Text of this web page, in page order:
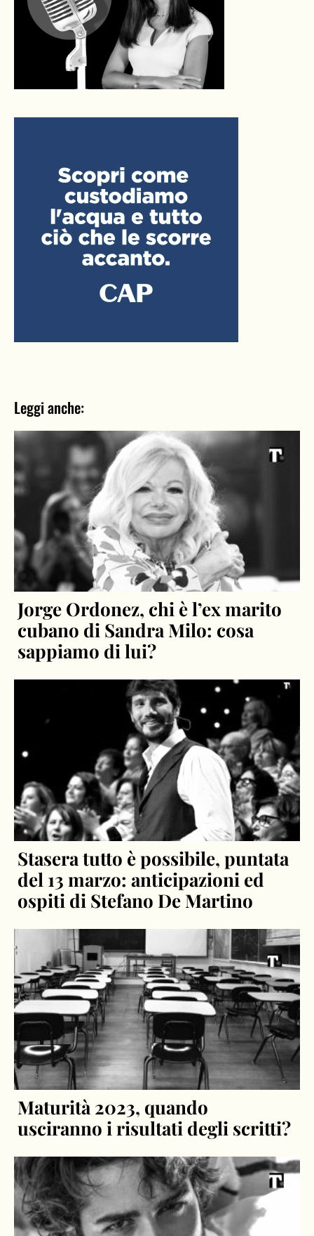
Leggi anche:
Jorge Ordonez, chi è l’ex marito
cubano di Sandra Milo: cosa
sappiamo di lui?
Stasera tutto è possibile, puntata
del 13 marzo: anticipazioni ed
ospiti di Stefano De Martino
Maturità 2023, quando
usciranno i risultati degli scritti?